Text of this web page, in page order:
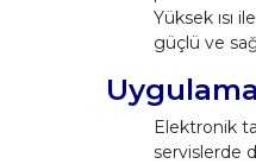
Yüksek ısı
güçlü ve
Elektronik
servislerde